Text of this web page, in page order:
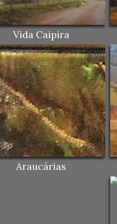
Vida Caipira
Araucárias